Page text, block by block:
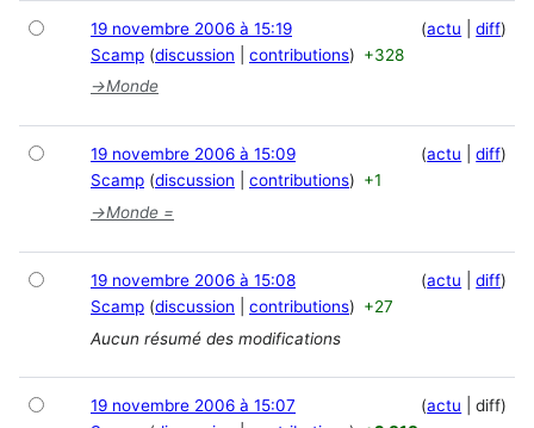
actu diff
19 novembre 2006 à 15:19
Scamp discussion contributions
+328
→Monde
actu diff
19 novembre 2006 à 15:09
Scamp discussion contributions
+1
→Monde =
actu diff
19 novembre 2006 à 15:08
Scamp discussion contributions
+27
Aucun résumé des modifications
actu diff
19 novembre 2006 à 15:07